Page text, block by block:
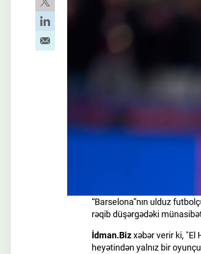
“Barselona”nın ulduz
rəqib düşərgədəki
İdman.Bizxəbər verir ki, "El
heyətindən yalnız bir